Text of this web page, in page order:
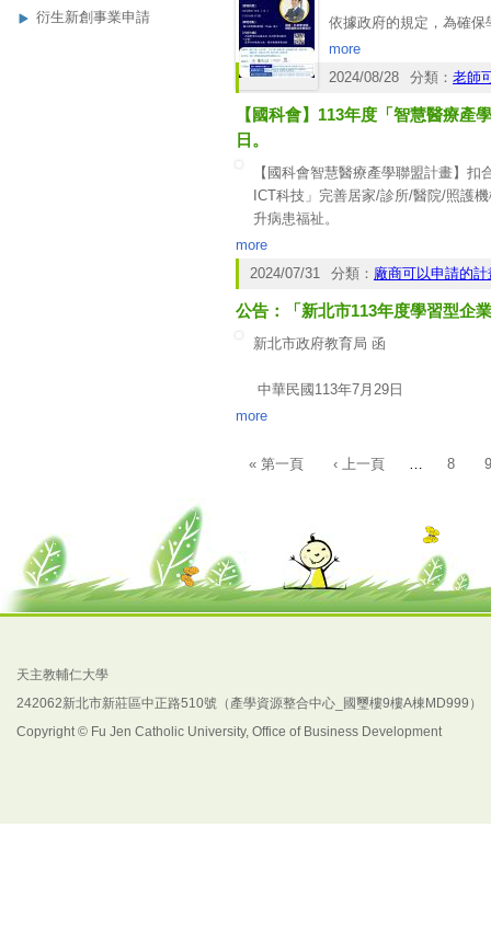
衍生新創事業申請
五、本計畫申請案恕不受理申覆。
依據政府的規定，為確
研發成果運用過程中
究，所以，為何要有利
因此，希望透過本次課
more
2024/08/28
分類： 老師
【國科會】113年度「智慧醫療產
日。
【國科會智慧醫療產學聯盟計畫】
ICT科技」完善居家/診所/醫院/照護
升病患福祉。
為此，國科會產學處推動「智慧醫療
居家醫護，藉由ICT技術及整合醫療
徵案公告已於8/26公開於國科會官網
426... 。
1.時間：113年9月11日(三) 下午
more
2024/07/31
分類： 廠商可以申請的計
公告：「新北市113年度學習型企
新北市政府教育局 函
中華民國113年7月29日
新北教社字第1131461036號
more
頁面
« 第一頁 ‹ 上一頁 8 9
天主教輔仁大學
242062新北市新莊區中正路510號（產學資源整合中心_國璽樓9樓A棟MD999）
Copyright © Fu Jen Catholic University, Office of Business Development